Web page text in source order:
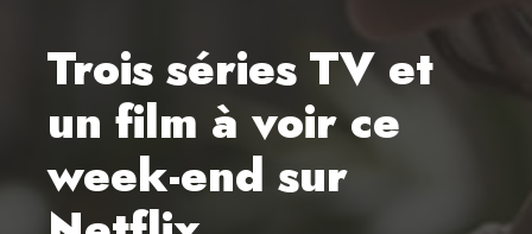
Trois séries TV et
un film à voir ce
week-end sur